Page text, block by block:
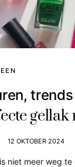
gellak
12 OKTOBER 2024
niet meer weg